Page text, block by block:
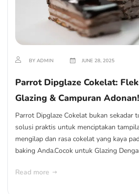
BY ADMIN JUNE 28, 2025
Parrot Dipglaze Cokelat:
Glazing & Campuran Adonan!
Parrot Dipglaze Cokelat bukan sekadar
solusi praktis untuk menciptakan
mengilap dan rasa cokelat yang kaya
baking Anda.Cocok untuk Glazing
Read more